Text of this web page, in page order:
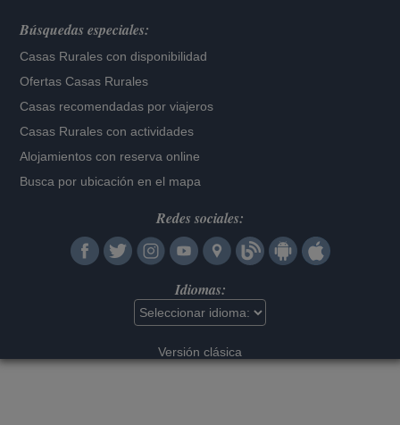
Búsquedas especiales:
Casas Rurales con disponibilidad
Ofertas Casas Rurales
Casas recomendadas por viajeros
Casas Rurales con actividades
Alojamientos con reserva online
Busca por ubicación en el mapa
Redes sociales:
Idiomas:
Versión clásica